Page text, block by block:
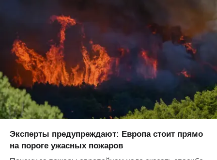
Эксперты предупреждают: Европа стоит прямо
на пороге ужасных пожаров